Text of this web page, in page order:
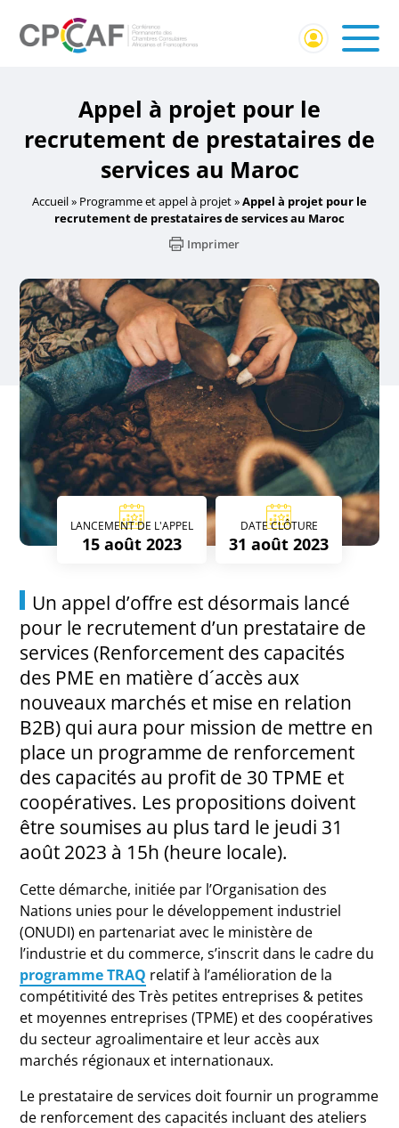
Appel à projet pour le
recrutement de prestataires de
services au Maroc
Accueil» Programme et appel à projet»Appel à projet pour le
recrutement de prestataires de services au Maroc
Imprimer
LANCEMENT DE L'APPEL
15 août 2023
DATE CLÔTURE
31 août 2023
Un appel d’offre est désormais lancé
pour le recrutement d’un prestataire de
services (Renforcement des capacités
des PME en matière d´accès aux
nouveaux marchés et mise en relation
B2B) qui aura pour mission de mettre en
place un programme de renforcement
des capacités au profit de 30 TPME et
coopératives. Les propositions doivent
être soumises au plus tard le jeudi 31
août 2023 à 15h (heure locale).
Cette démarche, initiée par l’Organisation des
Nations unies pour le développement industriel
(ONUDI) en partenariat avec le ministère de
l’industrie et du commerce, s’inscrit dans le cadre du
programme TRAQ relatif à l’amélioration de la
compétitivité des Très petites entreprises & petites
et moyennes entreprises (TPME) et des coopératives
du secteur agroalimentaire et leur accès aux
marchés régionaux et internationaux.
Le prestataire de services doit fournir un programme
de renforcement des capacités incluant des ateliers